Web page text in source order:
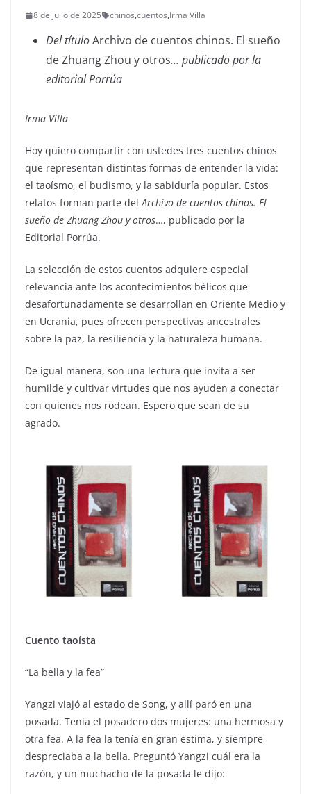
8 de julio de 2025 chinos,cuentos,Irma Villa
Del títuloArchivo de cuentos chinos. El sueño
de Zhuang Zhou y otros… publicado por la
editorial Porrúa
Irma Villa
Hoy quiero compartir con ustedes tres cuentos chinos
que representan distintas formas de entender la vida:
el taoísmo, el budismo, y la sabiduría popular. Estos
relatos forman parte delArchivo de cuentos chinos. El
sueño de Zhuang Zhou y otros…, publicado por la
Editorial Porrúa.
La selección de estos cuentos adquiere especial
relevancia ante los acontecimientos bélicos que
desafortunadamente se desarrollan en Oriente Medio y
en Ucrania, pues ofrecen perspectivas ancestrales
sobre la paz, la resiliencia y la naturaleza humana.
De igual manera, son una lectura que invita a ser
humilde y cultivar virtudes que nos ayuden a conectar
con quienes nos rodean. Espero que sean de su
agrado.
Cuento taoísta
“La bella y la fea”
Yangzi viajó al estado de Song, y allí paró en una
posada. Tenía el posadero dos mujeres: una hermosa y
otra fea. A la fea la tenía en gran estima, y siempre
despreciaba a la bella. Preguntó Yangzi cuál era la
razón, y un muchacho de la posada le dijo: